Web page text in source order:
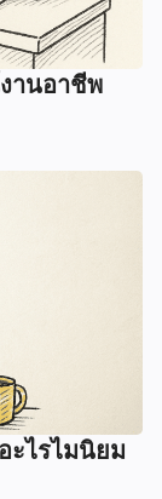
านอาชีพ
ะไรไมนิยม